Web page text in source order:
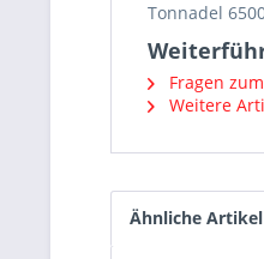
Tonnadel
Fragen
Weitere
Ähnliche Artikel